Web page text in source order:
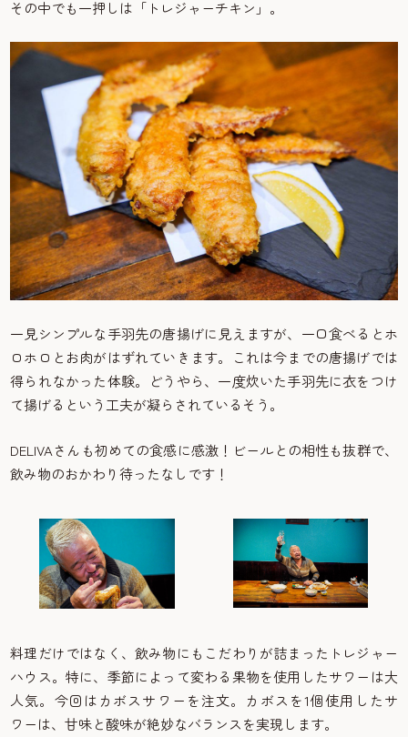
その中でも一押しは「トレジャーチキン」。
一見シンプルな手羽先の唐揚げに見えますが、一口食べるとホ
ロホロとお肉がはずれていきます。これは今までの唐揚げでは
得られなかった体験。どうやら、一度炊いた手羽先に衣をつけ
て揚げるという工夫が凝らされているそう。
DELIVAさんも初めての食感に感激！ビールとの相性も抜群で、
飲み物のおかわり待ったなしです！
料理だけではなく、飲み物にもこだわりが詰まったトレジャー
ハウス。特に、季節によって変わる果物を使用したサワーは大
人気。今回はカボスサワーを注文。カボスを1個使用したサ
ワーは、甘味と酸味が絶妙なバランスを実現します。